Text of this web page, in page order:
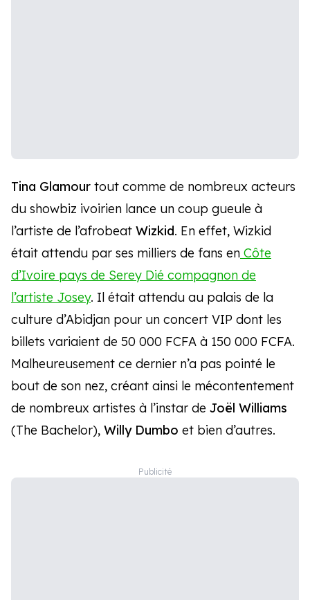
Tina Glamour tout comme de nombreux acteurs
du showbiz ivoirien lance un coup gueule à
l’artiste de l’afrobeat Wizkid. En effet, Wizkid
était attendu par ses milliers de fans en Côte
d’Ivoire pays de Serey Dié compagnon de
l’artiste Josey. Il était attendu au palais de la
culture d’Abidjan pour un concert VIP dont les
billets variaient de 50 000 FCFA à 150 000 FCFA.
Malheureusement ce dernier n’a pas pointé le
bout de son nez, créant ainsi le mécontentement
de nombreux artistes à l’instar de Joël Williams
(The Bachelor), Willy Dumbo et bien d’autres.